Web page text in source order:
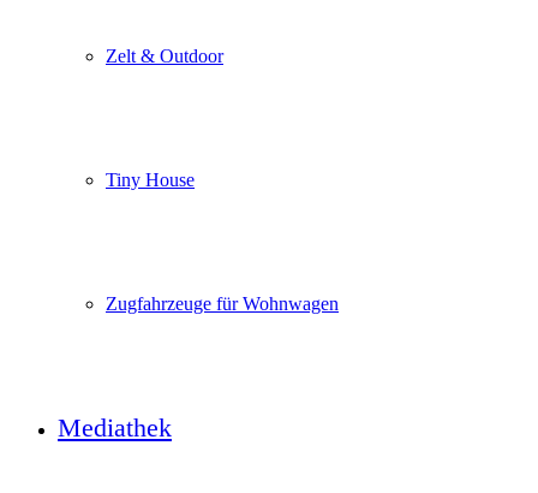
Zelt & Outdoor
Tiny House
Zugfahrzeuge für Wohnwagen
Mediathek